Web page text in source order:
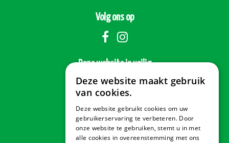
Volg ons op
Deze website is veilig
Veilig betalen
Deze website maakt gebruik
van cookies.
Deze website gebruikt cookies om uw
gebruikerservaring te verbeteren. Door
onze website te gebruiken, stemt u in met
alle cookies in overeenstemming met ons